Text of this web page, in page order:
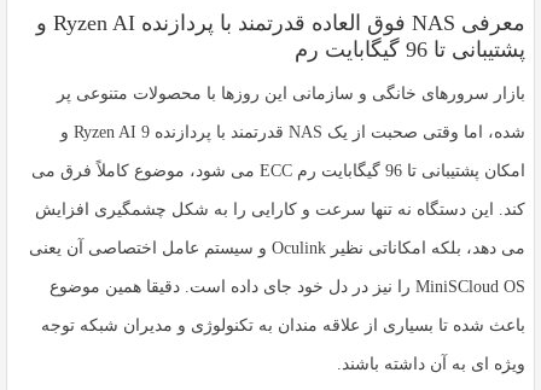
معرفی NAS فوق العاده قدرتمند با پردازنده Ryzen AI و
پشتیبانی تا 96 گیگابایت رم
بازار سرورهای خانگی و سازمانی این روزها با محصولات متنوعی پر
شده، اما وقتی صحبت از یک NAS قدرتمند با پردازنده Ryzen AI 9 و
امکان پشتیبانی تا 96 گیگابایت رم ECC می شود، موضوع کاملاً فرق می
کند. این دستگاه نه تنها سرعت و کارایی را به شکل چشمگیری افزایش
می دهد، بلکه امکاناتی نظیر Oculink و سیستم عامل اختصاصی آن یعنی
MiniSCloud OS را نیز در دل خود جای داده است. دقیقا همین موضوع
باعث شده تا بسیاری از علاقه مندان به تکنولوژی و مدیران شبکه توجه
ویژه ای به آن داشته باشند.